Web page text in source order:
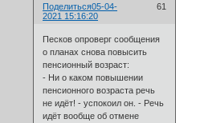
Поделиться 61
05-04-
2021 15:16:20
Песков опроверг сообщения
о планах снова повысить
пенсионный возраст:
- Ни о каком повышении
пенсионного возраста речь
не идёт! - успокоил он. - Речь
идёт вообще об отмене